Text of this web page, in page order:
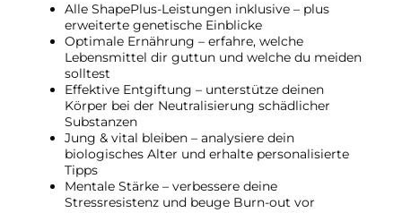
Alle ShapePlus-Leistungen inklusive – plus
erweiterte genetische Einblicke
Optimale Ernährung – erfahre, welche
Lebensmittel dir guttun und welche du meiden
solltest
Effektive Entgiftung – unterstütze deinen
Körper bei der Neutralisierung schädlicher
Substanzen
Jung & vital bleiben – analysiere dein
biologisches Alter und erhalte personalisierte
Tipps
Mentale Stärke – verbessere deine
Stressresistenz und beuge Burn-out vor